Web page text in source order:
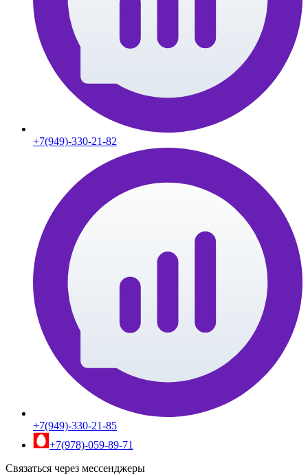
+7(949)-330-21-82
+7(949)-330-21-85
+7(978)-059-89-71
Связаться через мессенджеры